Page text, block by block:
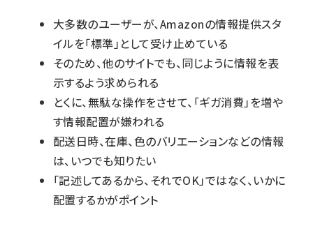
大多数のユーザーが、Amazonの情報提供スタ
イルを「標準」として受け止めている
そのため、他のサイトでも、同じように情報を表
示するよう求められる
とくに、無駄な操作をさせて、「ギガ消費」を増や
す情報配置が嫌われる
配送日時、在庫、色のバリエーションなどの情報
は、いつでも知りたい
「記述してあるから、それでOK」ではなく、いかに
配置するかがポイント